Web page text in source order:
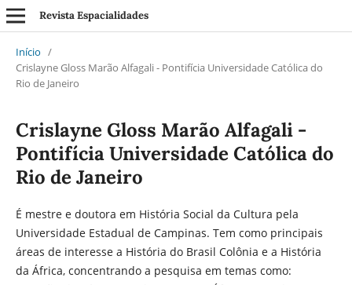
Revista Espacialidades
Início /
Crislayne Gloss Marão Alfagali - Pontifícia Universidade Católica do
Rio de Janeiro
Crislayne Gloss Marão Alfagali -
Pontifícia Universidade Católica do
Rio de Janeiro
É mestre e doutora em História Social da Cultura pela
Universidade Estadual de Campinas. Tem como principais
áreas de interesse a História do Brasil Colônia e a História
da África, concentrando a pesquisa em temas como: